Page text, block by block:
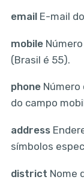
email E-mail
mobile
(Brasil é 55).
phone
do campo
address
símbolos
district Nome